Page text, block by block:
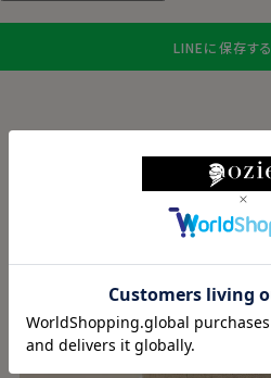
LINEに保存する